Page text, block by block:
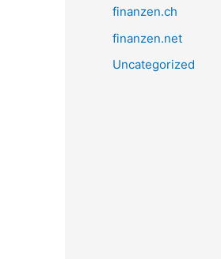
finanzen.ch
finanzen.net
Uncategorized